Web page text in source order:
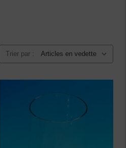
Trier par :